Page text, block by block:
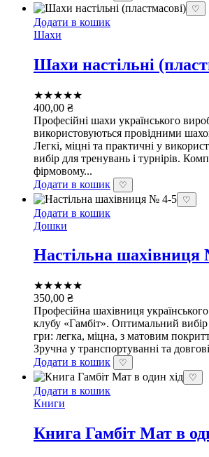
♡
Додати в кошик
Шахи
Шахи настільні
★★★★★
400,00 ₴
Професійні шахи українського
використовуються провідними
Легкі, міцні та практичні у
вибір для тренувань і турнірів.
фірмовому...
Додати в кошик
♡
♡
Додати в кошик
Дошки
Настільна шахівниця
★★★★★
350,00 ₴
Професійна шахівниця
клубу «Гамбіт». Оптимальний вибір
гри: легка, міцна, з матовим
Зручна у транспортуванні та
Додати в кошик
♡
♡
Додати в кошик
Книги
Книга Гамбіт Мат в